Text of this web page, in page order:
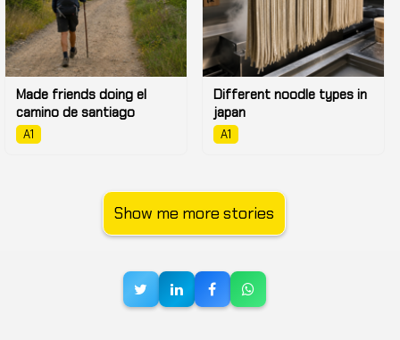
Made friends doing el
camino de santiago
A1
Different noodle types in
japan
A1
Show me more stories